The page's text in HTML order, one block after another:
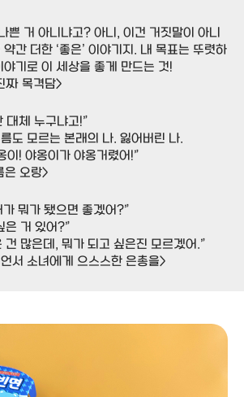
쁜 거 아니냐고? 아니, 이건 거짓말이 아니
약간 더한 ‘좋은’ 이야기지. 내 목표는 뚜렷하
야기로 이 세상을 좋게 만드는 것!
목격담>
대체 누구냐고!”
도 모르는 본래의 나. 잃어버린 나.
이! 야옹이가 야옹거렸어!”
오랑>
가 뭐가 됐으면 좋겠어?”
은 거 있어?”
건 많은데, 뭐가 되고 싶은진 모르겠어.”
서 소녀에게 으스스한 은총을>